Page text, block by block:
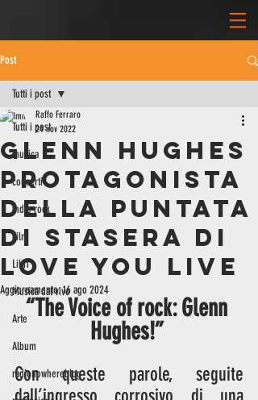
Post
Tutti i post
musica
concerti
indie rock
Film
Libri
Musica dal vivo
Arte
Album
radionowhereblog
Tutti i post
GLENN HUGHES
PROTAGONISTA
DELLA PUNTATA
DI STASERA DI
LOVE YOU LIVE
Raffo Ferraro
24 nov 2022
Aggiornamento:16 ago 2024
“The Voice of rock: Glenn
Hughes!”
Con queste parole, seguite